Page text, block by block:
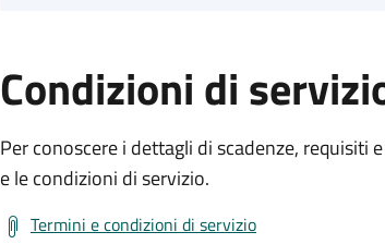
Condizioni di
Per conoscere i dettagli di scadenze,
e le condizioni di servizio.
Termini e condizioni di servizio